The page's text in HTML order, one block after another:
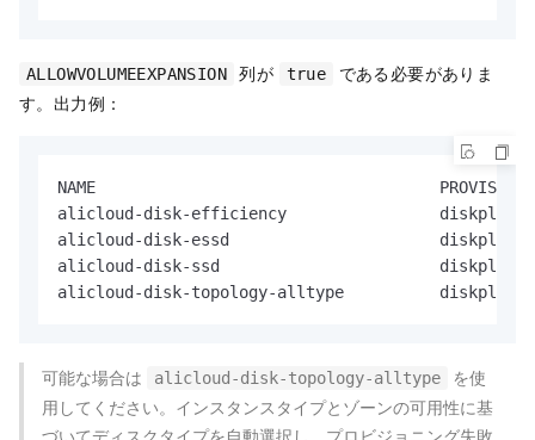
ALLOWVOLUMEEXPANSION 列が true
である必要がありま
す。出力例：
NAME                                    PROVISIONER
alicloud-disk-efficiency
alicloud-disk-essd
alicloud-disk-ssd
alicloud-disk-topology-alltype
可能な場合は alicloud-disk-topology-alltype
を使
用してください。インスタンスタイプとゾーンの可用性に基